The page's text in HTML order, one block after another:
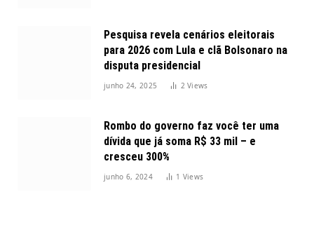
Pesquisa revela cenários eleitorais
para 2026 com Lula e clã Bolsonaro na
disputa presidencial
junho 24, 2025 2Views
Rombo do governo faz você ter uma
dívida que já soma R$ 33 mil – e
cresceu 300%
junho 6, 2024 1 Views